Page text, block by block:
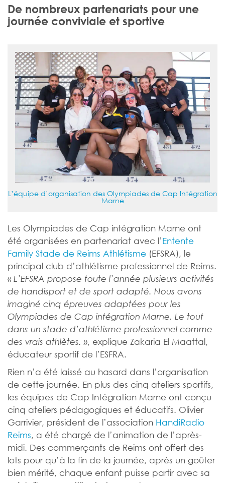
De nombreux partenariats pour une
journée conviviale et sportive
L’équipe d’organisation des Olympiades de Cap Intégration
Marne
Les Olympiades de Cap intégration Marne ont
été organisées en partenariat avec l’Entente
Family Stade de Reims Athlétisme (EFSRA), le
principal club d’athlétisme professionnel de Reims.
« L’EFSRA propose toute l’année plusieurs activités
de handisport et de sport adapté. Nous avons
imaginé cinq épreuves adaptées pour les
Olympiades de Cap intégration Marne. Le tout
dans un stade d’athlétisme professionnel comme
des vrais athlètes. », explique Zakaria El Maattal,
éducateur sportif de l’ESFRA.
Rien n’a été laissé au hasard dans l’organisation
de cette journée. En plus des cinq ateliers sportifs,
les équipes de Cap Intégration Marne ont conçu
cinq ateliers pédagogiques et éducatifs. Olivier
Garrivier, président de l’association HandiRadio
Reims, a été chargé de l’animation de l’après-
midi. Des commerçants de Reims ont offert des
lots pour qu’à la fin de la journée, après un goûter
bien mérité, chaque enfant puisse partir avec sa